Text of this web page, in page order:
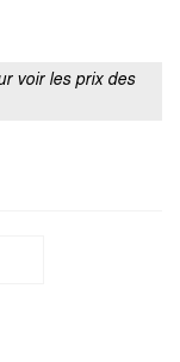
voir les prix des